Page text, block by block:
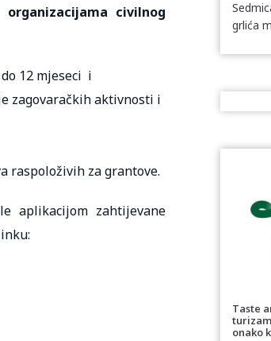
organizacijama civilnog
12 mjeseci i
zagovaračkih aktivnosti i
raspoloživih za grantove.
aplikacijom zahtijevane
grlića
Taste
onako